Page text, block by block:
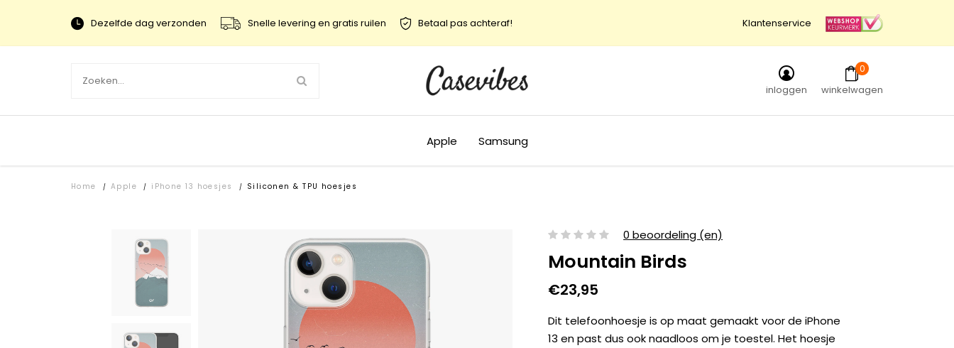
Dezelfde dag verzonden Snelle levering en gratis ruilen Betaal pas achteraf! Klantenservice
inloggen
0
winkelwagen
Apple Samsung
Home / Apple / iPhone 13 hoesjes / Siliconen & TPU hoesjes
0 beoordeling (en)
Mountain Birds
€23,95
Dit telefoonhoesje is op maat gemaakt voor de iPhone
13 en past dus ook naadloos om je toestel. Het hoesje